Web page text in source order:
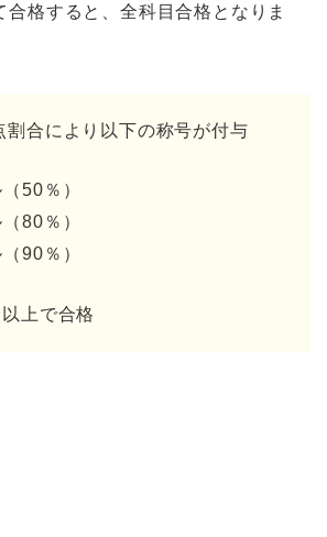
合格すると、全科目合格となりま
割合により以下の称号が付与
50％）
80％）
90％）
上で合格